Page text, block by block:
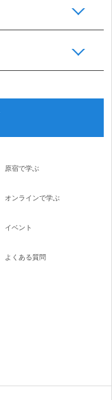
原宿で学ぶ
オンラインで学ぶ
イベント
よくある質問